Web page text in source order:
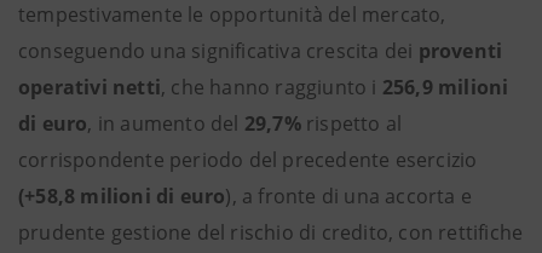
tempestivamente le opportunità del mercato,
conseguendo una significativa crescita dei proventi
operativi netti, che hanno raggiunto i 256,9 milioni
di euro, in aumento del 29,7%rispetto al
corrispondente periodo del precedente esercizio
(+58,8 milioni di euro), a fronte di una accorta e
prudente gestione del rischio di credito, con rettifiche